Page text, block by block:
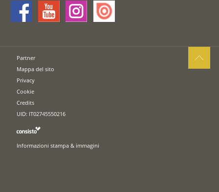
Partner
Mappa del sito
Privacy
Cookie
Credits
UID: IT02745550216
Informazioni stampa & immagini